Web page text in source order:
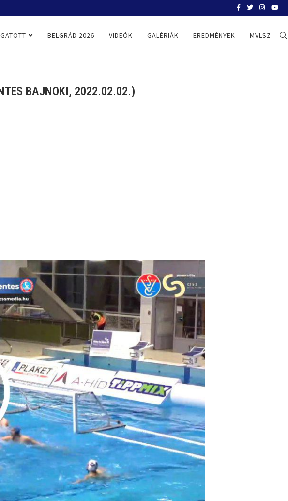
BELGRÁD 2026 VIDEÓK GALÉRIÁK EREDMÉNYEK MVLSZ
BAJNOKI, 2022.02.02.)